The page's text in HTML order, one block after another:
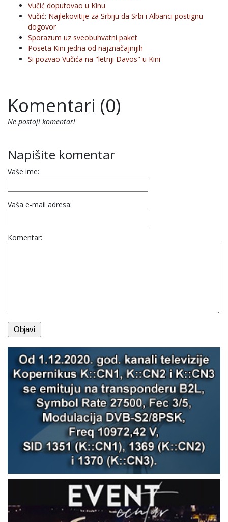
Vučić doputovao u Kinu
Vučić: Najlekovitije za Srbiju da Srbi i Albanci postignu
dogovor
Sporazum uz sveobuhvatni paket
Poseta Kini jedna od najznačajnijih
Si pozvao Vučića na "letnji Davos" u Kini
Komentari (0)
Ne postoji komentar!
Napišite komentar
Vaše ime:
Vaša e-mail adresa:
Komentar: